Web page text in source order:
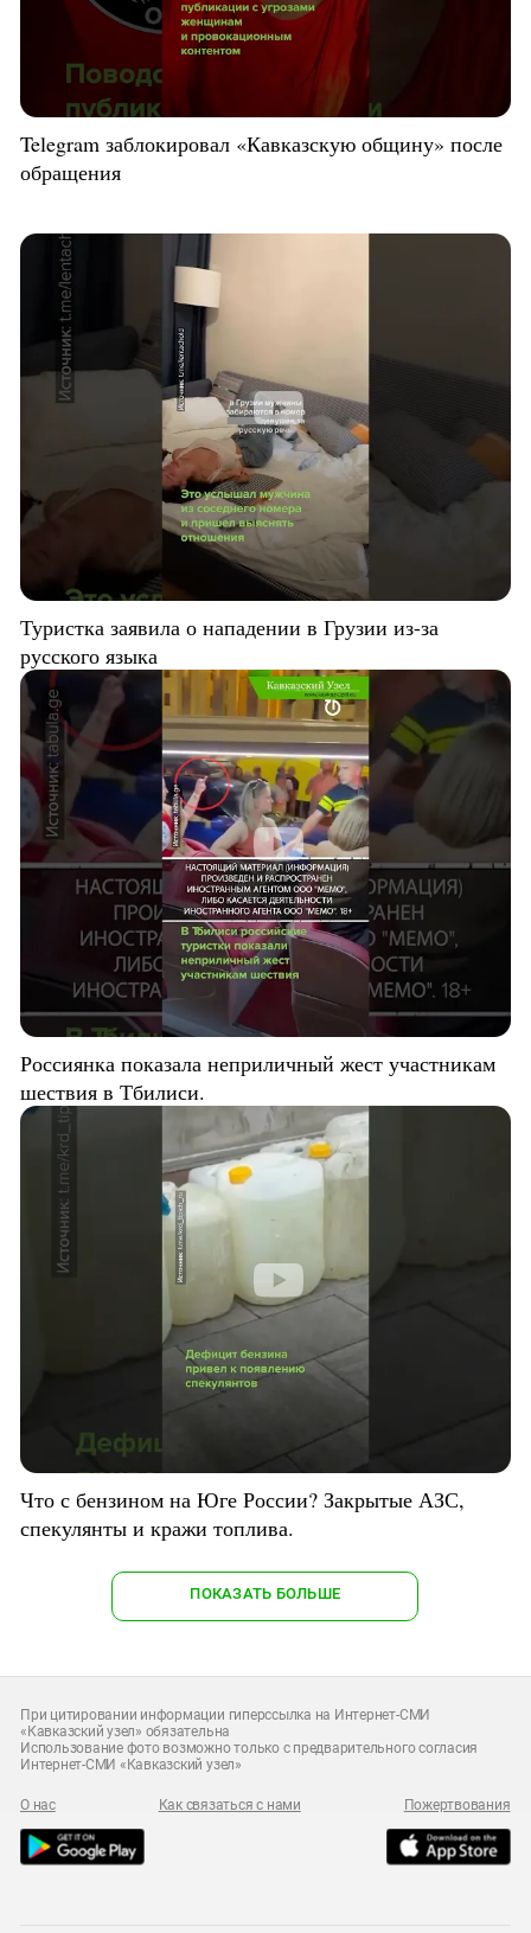
Telegram заблокировал «Кавказскую общину» после
обращения
Туристка заявила о нападении в Грузии из-за
русского языка
Россиянка показала неприличный жест участникам
шествия в Тбилиси.
Что с бензином на Юге России? Закрытые АЗС,
спекулянты и кражи топлива.
ПОКАЗАТЬ БОЛЬШЕ
При цитировании информации гиперссылка на Интернет-СМИ
«Кавказский узел» обязательна
Использование фото возможно только с предварительного согласия
Интернет-СМИ «Кавказский узел»
О нас Как связаться с нами Пожертвования